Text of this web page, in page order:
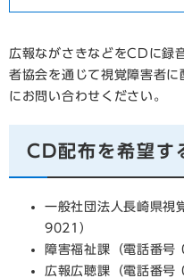
広報ながさきなどをCDに録
者協会を通じて視覚障害者
にお問い合わせください。
CD配布を希望す
一般社団法人長崎県
9021）
障害福祉課（電話番
広報広聴課（電話番